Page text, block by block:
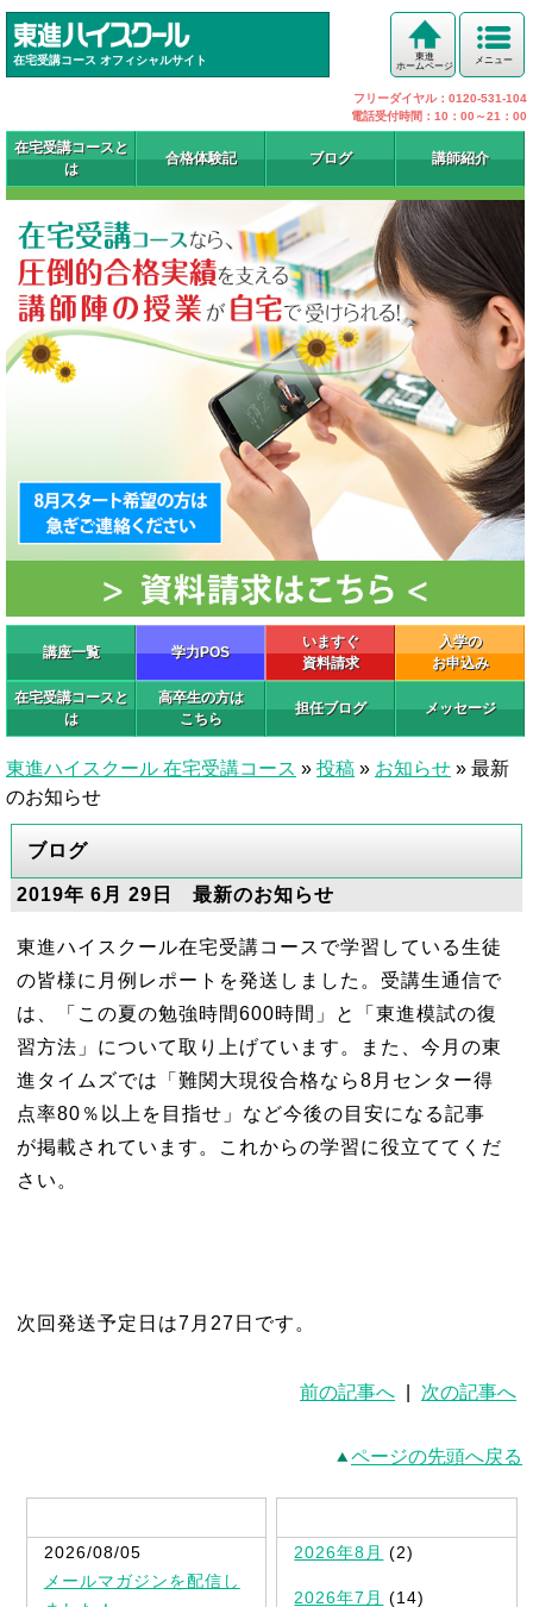
在宅受講コース オフィシャルサイト メニュー
東進
ホームページ
フリーダイヤル：0120-531-104
電話受付時間：10：00～21：00
在宅受講コースと
は
合格体験記 ブログ 講師紹介
講座一覧 学力POS
いますぐ
資料請求
入学の
お申込み
在宅受講コースと
は
高卒生の方は
こちら
担任ブログ メッセージ
東進ハイスクール 在宅受講コース » 投稿 » お知らせ » 最新
のお知らせ
ブログ
2019年 6月 29日 最新のお知らせ
東進ハイスクール在宅受講コースで学習している生徒
の皆様に月例レポートを発送しました。受講生通信で
は、「この夏の勉強時間600時間」と「東進模試の復
習方法」について取り上げています。また、今月の東
進タイムズでは「難関大現役合格なら8月センター得
点率80％以上を目指せ」など今後の目安になる記事
が掲載されています。これからの学習に役立ててくだ
さい。
次回発送予定日は7月27日です。
前の記事へ 次の記事へ
ページの先頭へ戻る
2026/08/05
メールマガジンを配信し
2026年8月 (2)
2026年7月 (14)